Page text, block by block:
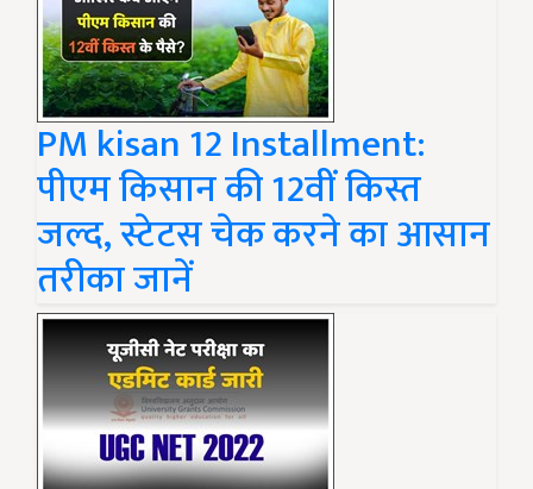
PM kisan 12 Installment:
पीएम किसान की 12वीं किस्त
जल्द, स्टेटस चेक करने का आसान
तरीका जानें